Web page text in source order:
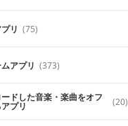
リ (75)
アプリ (373)
ドした音楽・楽曲をオフ
プリ (20)